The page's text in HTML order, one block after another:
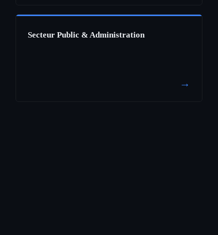
Secteur Public & Administration
→